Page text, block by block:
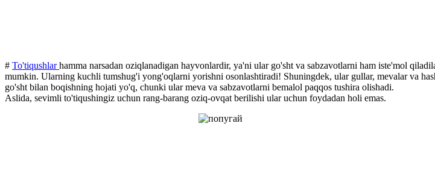
# To'tiqushlarhamma narsadan oziqlanadigan hayvonlardir, ya'ni ular go'sht va sabzavotlarni ham iste'mol
mumkin. Ularning kuchli tumshug'i yong'oqlarni yorishni osonlashtiradi! Shuningdek, ular gullar, mevalar va
go'sht bilan boqishning hojati yo'q, chunki ular meva va sabzavotlarni bemalol paqqos tushira olishadi.
Aslida, sevimli to'tiqushingiz uchun rang-barang oziq-ovqat berilishi ular uchun foydadan holi emas.